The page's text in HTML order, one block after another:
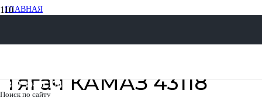
8 800 30-20-174
Поиск по сайту
ГЛАВНАЯ
ТЯГАЧ КАМАЗ 43118 (53504) С КМУ ИМ 240
Тягач КАМАЗ 43118